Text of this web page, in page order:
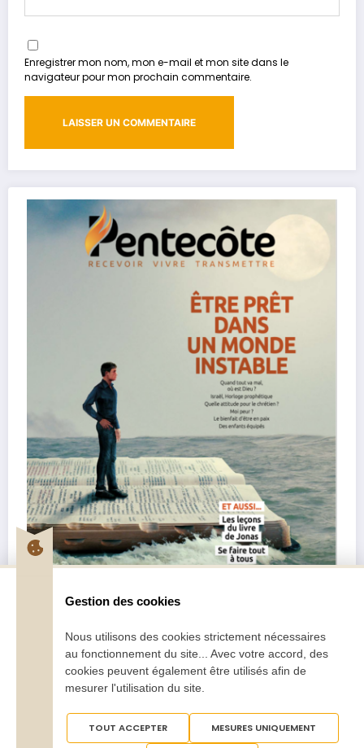
Enregistrer mon nom, mon e-mail et mon site dans le
navigateur pour mon prochain commentaire.
Pentecôte Juillet-Août 2026
Gestion des cookies
Nous utilisons des cookies strictement nécessaires
au fonctionnement du site... Avec votre accord, des
cookies peuvent également être utilisés afin de
mesurer l'utilisation du site.
TOUT ACCEPTER MESURES UNIQUEMENT